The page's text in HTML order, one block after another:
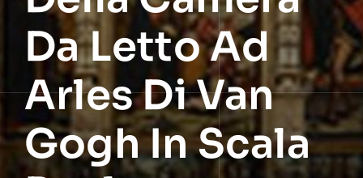
Da Letto Ad
Arles Di Van
Gogh In Scala